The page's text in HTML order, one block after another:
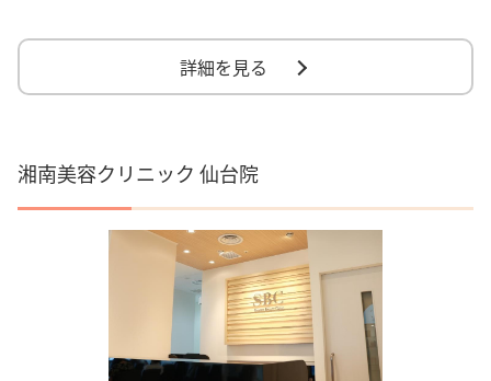
詳細を見る
湘南美容クリニック 仙台院